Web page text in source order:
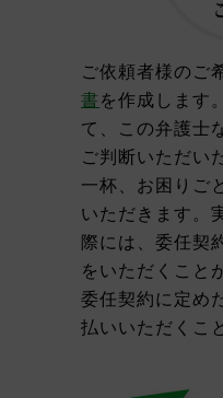
ご依頼者様のご
書 を作成します
て、この弁護士
ご判断いただい
一杯、お困りご
いただきます。
際には、委任契
をいただくこと
委任契約に定め
払いいただくこ